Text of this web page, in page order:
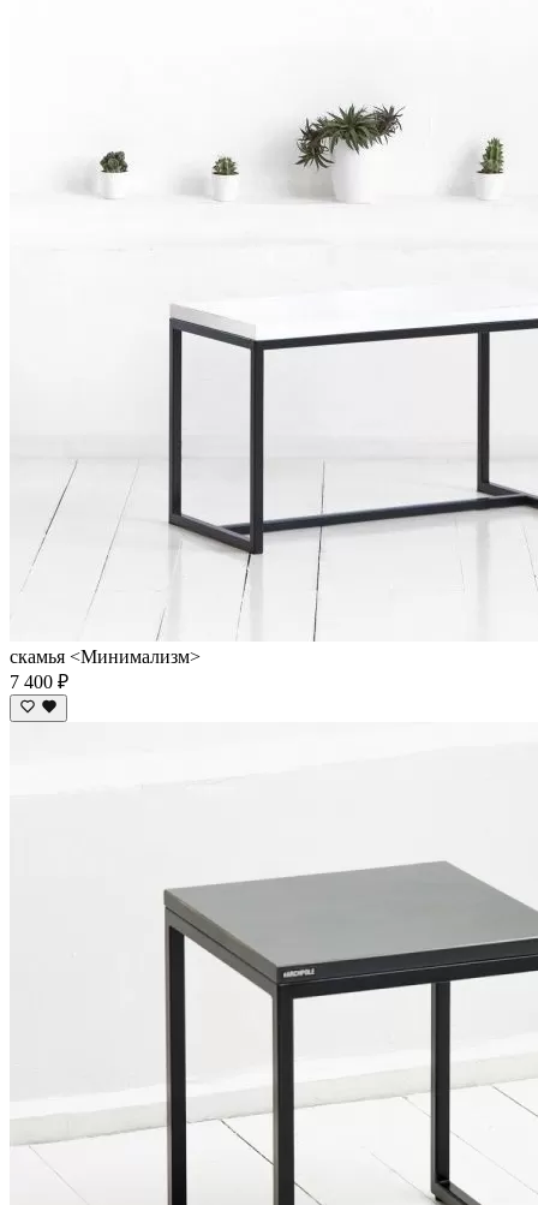
скамья <Минимализм>
7 400 ₽